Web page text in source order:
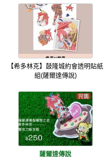
【希多林克】鼓隆城約會透明貼紙
組(薩爾達傳說)
薩爾達傳說